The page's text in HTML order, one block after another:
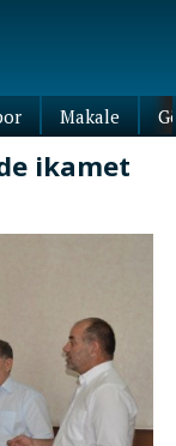
Makale
ikamet